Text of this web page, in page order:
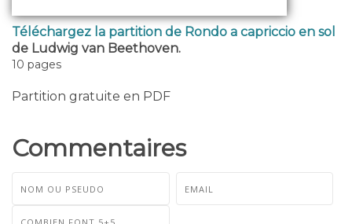
Téléchargez la partition de Rondo a capriccio en sol
de Ludwig van Beethoven.
10 pages
Partition gratuite en PDF
Commentaires